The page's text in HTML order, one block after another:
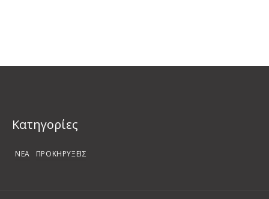
Kατηγορίες
ΝΕΑ ΠΡΟΚΗΡΥΞΕΙΣ